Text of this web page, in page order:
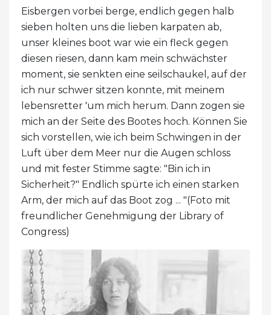
Eisbergen vorbei berge, endlich gegen halb
sieben holten uns die lieben karpaten ab,
unser kleines boot war wie ein fleck gegen
diesen riesen, dann kam mein schwächster
moment, sie senkten eine seilschaukel, auf der
ich nur schwer sitzen konnte, mit meinem
lebensretter 'um mich herum. Dann zogen sie
mich an der Seite des Bootes hoch. Können Sie
sich vorstellen, wie ich beim Schwingen in der
Luft über dem Meer nur die Augen schloss
und mit fester Stimme sagte: "Bin ich in
Sicherheit?" Endlich spürte ich einen starken
Arm, der mich auf das Boot zog ... "(Foto mit
freundlicher Genehmigung der Library of
Congress)